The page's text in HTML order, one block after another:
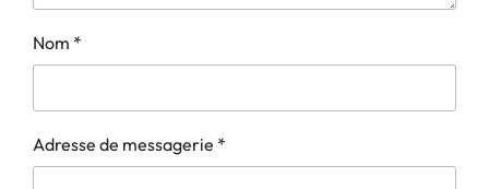
Nom *
Adresse de messagerie *